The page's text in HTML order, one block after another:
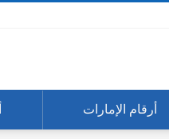
أرقام الإمارات